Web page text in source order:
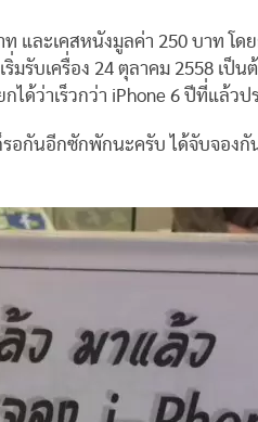
ละเคสหนังมูลค่า 250 บาท โดย
มรับเครื่อง 24 ตุลาคม 2558 เป็
กได้ว่าเร็วกว่า iPhone 6 ปีที่แล้ว
ก็รอกันอีกซักพักนะครับ ได้จับจอง